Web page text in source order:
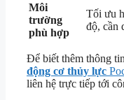
Môi
trường
phù hợp
Tối ưu
độ, cần
Để biết thêm thông
động cơ thủy lực
liên hệ trực tiếp tới